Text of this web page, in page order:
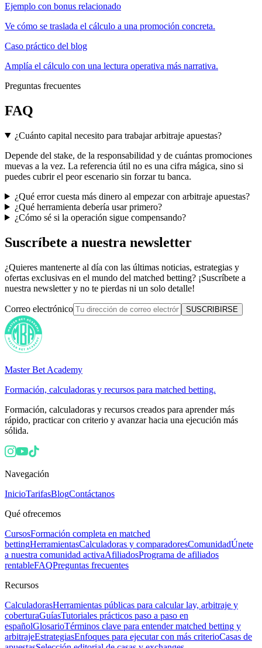
Ejemplo con bonus relacionado
Ve cómo se traslada el cálculo a una promoción concreta.
Caso práctico del blog
Amplía el cálculo con una lectura operativa más narrativa.
Preguntas frecuentes
FAQ
¿Cuánto capital necesito para trabajar arbitraje apuestas?
Depende del stake, de la responsabilidad y de cuántas promociones
muevas a la vez. La referencia útil no es una cifra mágica, sino si
puedes cubrir el peor escenario sin forzar tu banca.
¿Qué error cuesta más dinero al empezar con arbitraje apuestas?
¿Qué herramienta debería usar primero?
¿Cómo sé si la operación sigue compensando?
Suscríbete a nuestra newsletter
¿Quieres mantenerte al día con las últimas noticias, estrategias y
ofertas exclusivas en el mundo del matched betting? ¡Suscríbete a
nuestra newsletter y no te pierdas ni un solo detalle!
Correo electrónico SUSCRIBIRSE
Master Bet Academy
Formación, calculadoras y recursos para matched betting.
Formación, calculadoras y recursos creados para aprender más
rápido, practicar con criterio y avanzar hacia una ejecución más
sólida.
Navegación
InicioTarifasBlogContáctanos
Qué ofrecemos
CursosFormación completa en matched
bettingHerramientasCalculadoras y comparadoresComunidadÚnete
a nuestra comunidad activaAfiliadosPrograma de afiliados
rentableFAQPreguntas frecuentes
Recursos
CalculadorasHerramientas públicas para calcular lay, arbitraje y
coberturaGuíasTutoriales prácticos paso a paso en
españolGlosarioTérminos clave para entender matched betting y
arbitrajeEstrategiasEnfoques para ejecutar con más criterioCasas de